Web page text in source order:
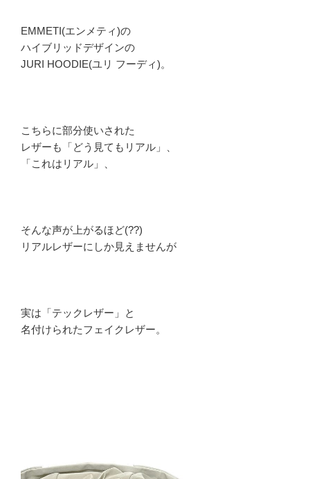
EMMETI(エンメティ)の
ハイブリッドデザインの
JURI HOODIE(ユリ フーディ)。
こちらに部分使いされた
レザーも「どう見てもリアル」、
「これはリアル」、
そんな声が上がるほど(??)
リアルレザーにしか見えませんが
実は「テックレザー」と
名付けられたフェイクレザー。